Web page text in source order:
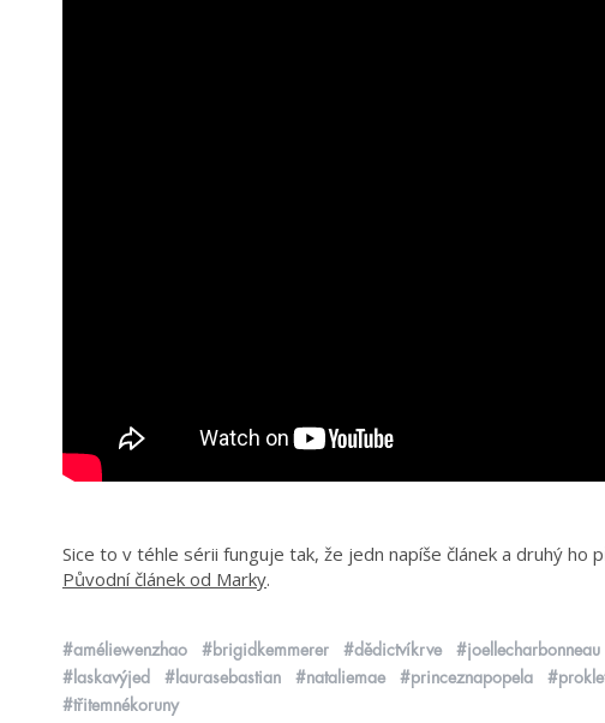
Sice to v téhle sérii funguje tak, že jedn napíše článek a druhý ho
Původní článek od Marky.
#améliewenzhao #brigidkemmerer #dědictvíkrve #joellecharbonneau
#laskavýjed
#laurasebastian #nataliemae #princeznapopela
#třitemnékoruny